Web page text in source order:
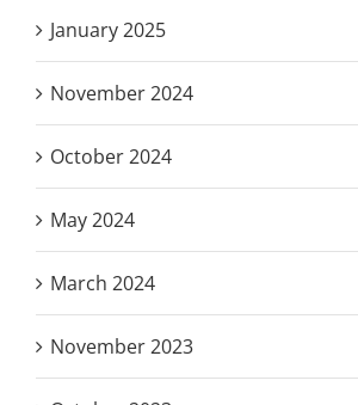
January 2025
November 2024
October 2024
May 2024
March 2024
November 2023